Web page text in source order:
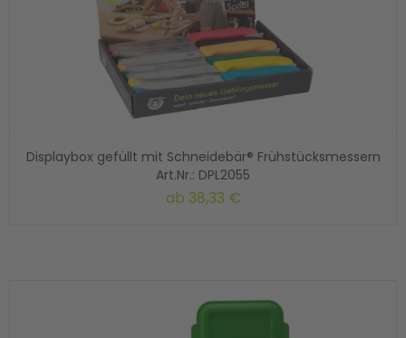
Displaybox gefüllt mit Schneidebär® Frühstücksmessern
Art.Nr.: DPL2055
ab 38,33 €